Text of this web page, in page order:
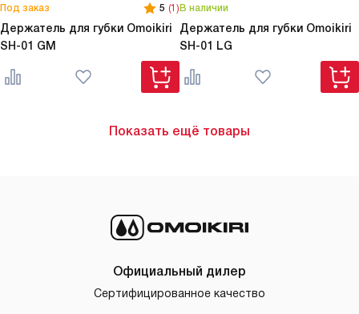
Под заказ 5 (1)
Держатель для губки Omoikiri
SH-01 GM
В наличии
Держатель для губки Omoikiri
SH-01 LG
Показать ещё товары
Официальный дилер
Сертифицированное качество